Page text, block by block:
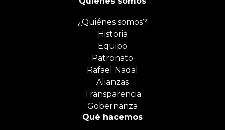
¿Quiénes somos?
Historia
Equipo
Patronato
Rafael Nadal
Alianzas
Transparencia
Gobernanza
Qué hacemos